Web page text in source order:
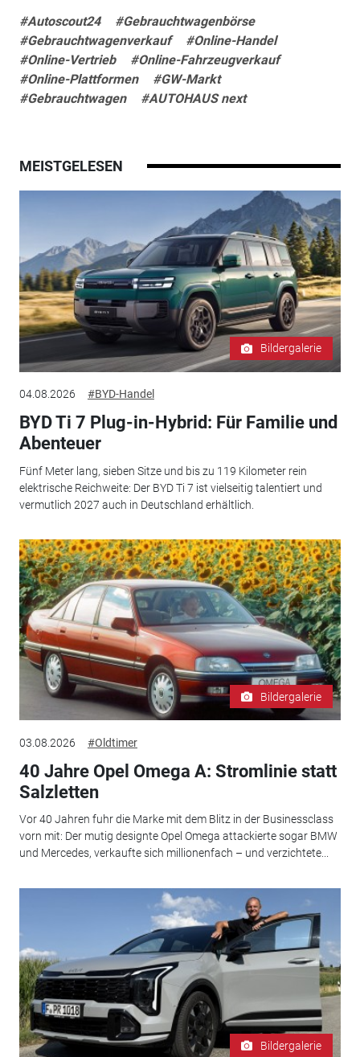
#Autoscout24
#Gebrauchtwagenbörse
#Gebrauchtwagenverkauf
#Online-Handel
#Online-Vertrieb
#Online-Fahrzeugverkauf
#Online-Plattformen
#GW-Markt
#Gebrauchtwagen
#AUTOHAUS next
MEISTGELESEN
Bildergalerie
04.08.2026 #BYD-Handel
BYD Ti 7 Plug-in-Hybrid: Für Familie und
Abenteuer
Fünf Meter lang, sieben Sitze und bis zu 119 Kilometer rein
elektrische Reichweite: Der BYD Ti 7 ist vielseitig talentiert und
vermutlich 2027 auch in Deutschland erhältlich.
Bildergalerie
03.08.2026 #Oldtimer
40 Jahre Opel Omega A: Stromlinie statt
Salzletten
Vor 40 Jahren fuhr die Marke mit dem Blitz in der Businessclass
vorn mit: Der mutig designte Opel Omega attackierte sogar BMW
und Mercedes, verkaufte sich millionenfach – und verzichtete...
Bildergalerie